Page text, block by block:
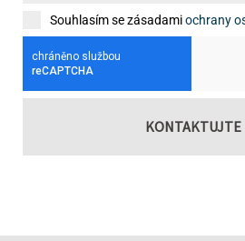
Souhlasím se zásadamiochrany
KONTAKTUJTE